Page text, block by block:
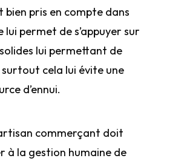
bien pris en compte dans
lui permet de s’appuyer sur
lui permettant de
cela lui évite une
d’ennui.
commerçant doit
à la gestion humaine de